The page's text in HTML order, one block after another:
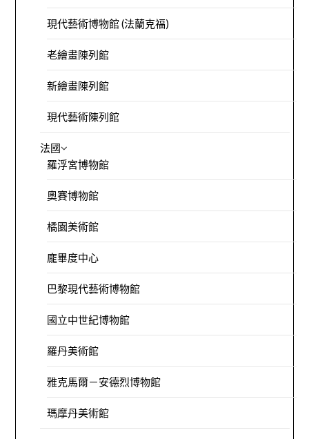
現代藝術博物館 (法蘭克福)
老繪畫陳列館
新繪畫陳列館
現代藝術陳列館
法國
羅浮宮博物館
奧賽博物館
橘園美術館
龐畢度中心
巴黎現代藝術博物館
國立中世紀博物館
羅丹美術館
雅克馬爾－安德烈博物館
瑪摩丹美術館